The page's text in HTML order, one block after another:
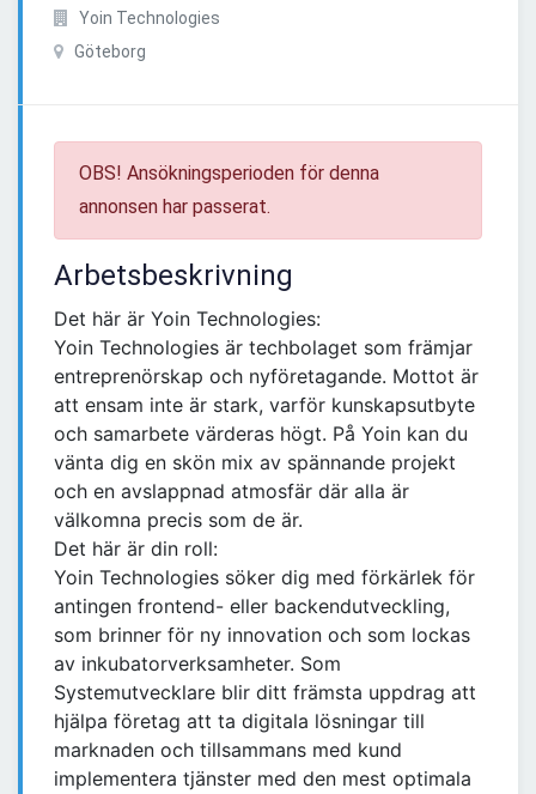
Yoin Technologies
Göteborg
OBS! Ansökningsperioden för denna
annonsen har passerat.
Arbetsbeskrivning
Det här är Yoin Technologies:
Yoin Technologies är techbolaget som främjar
entreprenörskap och nyföretagande. Mottot är
att ensam inte är stark, varför kunskapsutbyte
och samarbete värderas högt. På Yoin kan du
vänta dig en skön mix av spännande projekt
och en avslappnad atmosfär där alla är
välkomna precis som de är.
Det här är din roll:
Yoin Technologies söker dig med förkärlek för
antingen frontend- eller backendutveckling,
som brinner för ny innovation och som lockas
av inkubatorverksamheter. Som
Systemutvecklare blir ditt främsta uppdrag att
hjälpa företag att ta digitala lösningar till
marknaden och tillsammans med kund
implementera tjänster med den mest optimala